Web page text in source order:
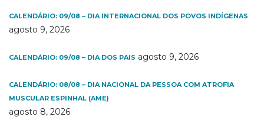
CALENDÁRIO: 09/08 – DIA INTERNACIONAL DOS POVOS INDÍGENAS
agosto 9, 2026
CALENDÁRIO: 09/08 – DIA DOS PAIS agosto 9, 2026
CALENDÁRIO: 08/08 – DIA NACIONAL DA PESSOA COM ATROFIA
MUSCULAR ESPINHAL (AME)
agosto 8, 2026